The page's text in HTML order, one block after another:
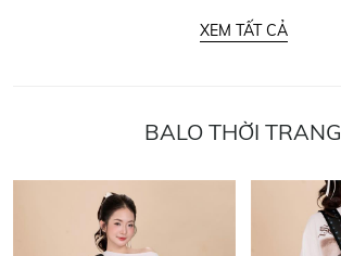
XEM TẤT CẢ
BALO THỜI TRANG